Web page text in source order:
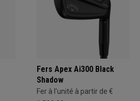
Fers Apex Ai300 Black
Shadow
Fer à l'unité à partir de €